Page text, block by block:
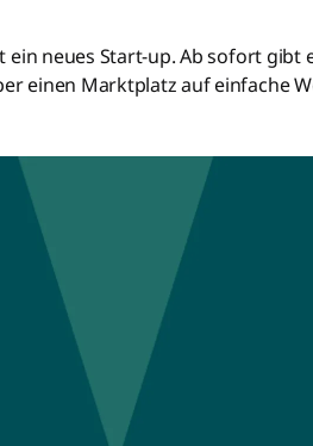
ein neues Start-up. Ab sofort
einen Marktplatz auf einfache